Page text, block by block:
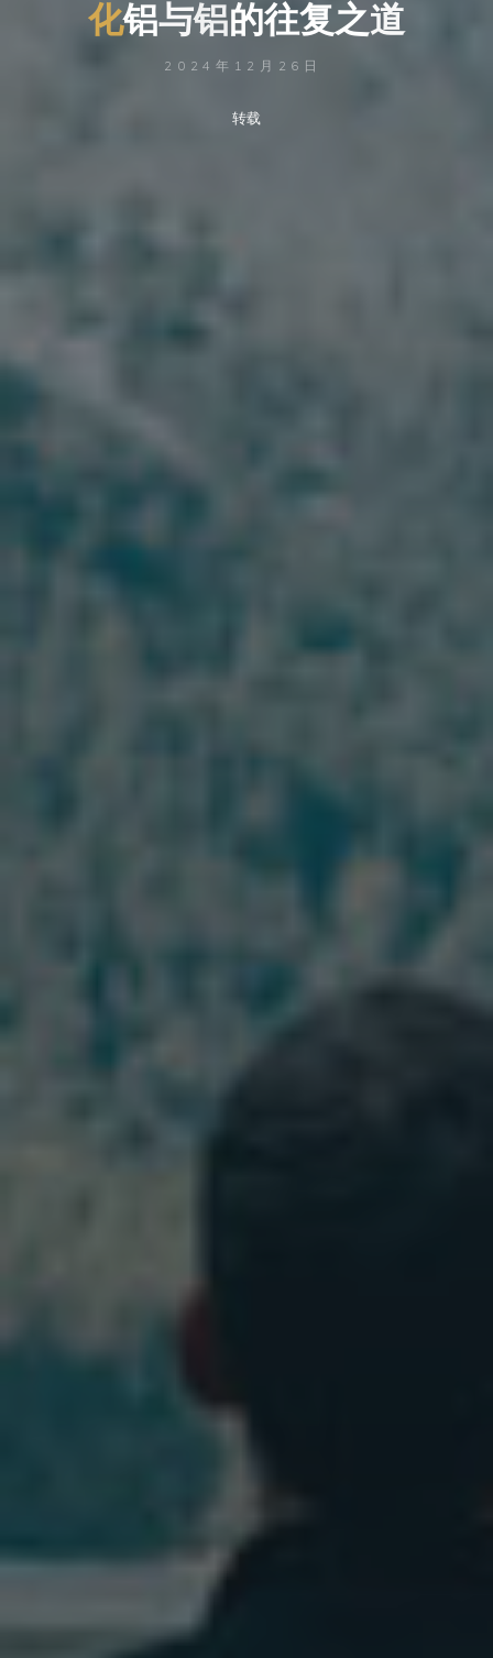
化铝与铝的 的
往复之道
2024年12月26日
转载